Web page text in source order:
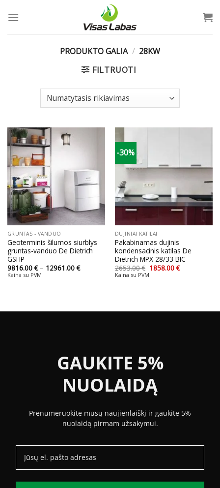
PRODUKTO GALIA / 28KW
FILTRUOTI
GRUNTAS - VANDUO
Geoterminis šilumos siurblys
gruntas-vanduo De Dietrich
GSHP
9816.00€ – 12961.00€Price
range:
Kaina su PVM
-30%
DUJINIAI KATILAI
Pakabinamas dujinis
kondensacinis katilas De
Dietrich MPX 28/33 BIC
2653.00€ Original
price
was:
1858.00€Current
price
Kaina su PVM
GAUKITE 5%
NUOLAIDĄ
Prenumeruokite mūsų naujienlaiškį ir gaukite 5%
nuolaidą pirmam užsakymui.